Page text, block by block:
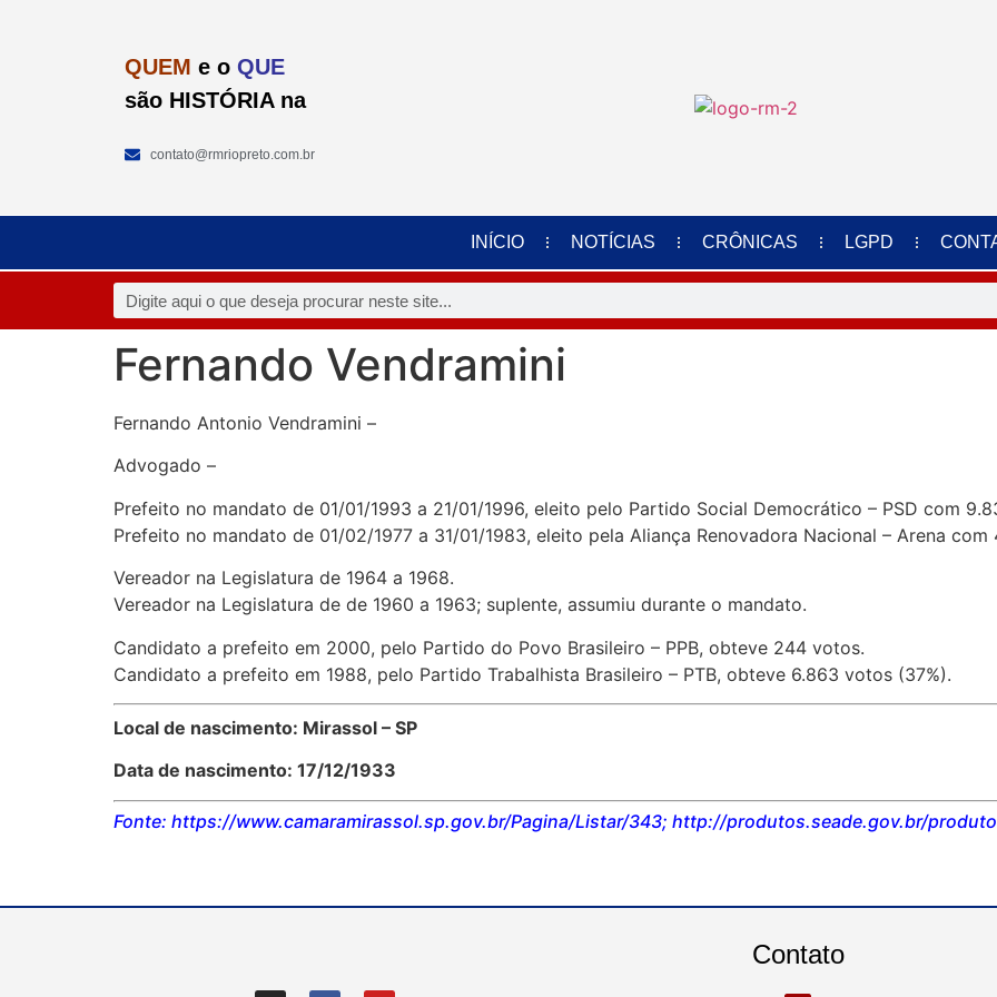
QUEM e o QUE
são HISTÓRIA na
contato@rmriopreto.com.br
INÍCIO NOTÍCIAS CRÔNICAS LGPD
Fernando Vendramini
Fernando Antonio Vendramini –
Advogado –
Prefeito no mandato de 01/01/1993 a 21/01/1996, eleito pelo Partido Social Democrático – PSD com
Prefeito no mandato de 01/02/1977 a 31/01/1983, eleito pela Aliança Renovadora Nacional – Arena com
Vereador na Legislatura de 1964 a 1968.
Vereador na Legislatura de de 1960 a 1963; suplente, assumiu durante o mandato.
Candidato a prefeito em 2000, pelo Partido do Povo Brasileiro – PPB, obteve 244 votos.
Candidato a prefeito em 1988, pelo Partido Trabalhista Brasileiro – PTB, obteve 6.863 votos (37%).
Local de nascimento: Mirassol – SP
Data de nascimento: 17/12/1933
Fonte: https://www.camaramirassol.sp.gov.br/Pagina/Listar/343; http://produtos.seade.gov.br/
Contato